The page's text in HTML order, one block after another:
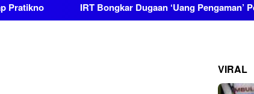
IRT Bongkar Dugaan ‘Uang Pengaman’ Polisi,
VIRAL